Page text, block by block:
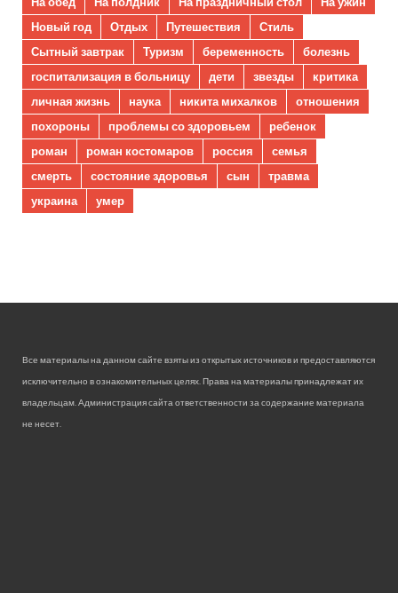
Новый год
Отдых Путешествия
Стиль
Сытный завтрак
Туризм беременность
болезнь
госпитализация в больницу
дети звезды
критика
личная жизнь
наука никита михалков
отношения
похороны
проблемы со здоровьем
ребенок
роман
роман костомаров россия
семья
смерть
состояние здоровья сын
травма
украина
умер
Все материалы на данном сайте взяты из открытых источников и предоставляются
исключительно в ознакомительных целях. Права на материалы принадлежат их
владельцам. Администрация сайта ответственности за содержание материала
не несет.